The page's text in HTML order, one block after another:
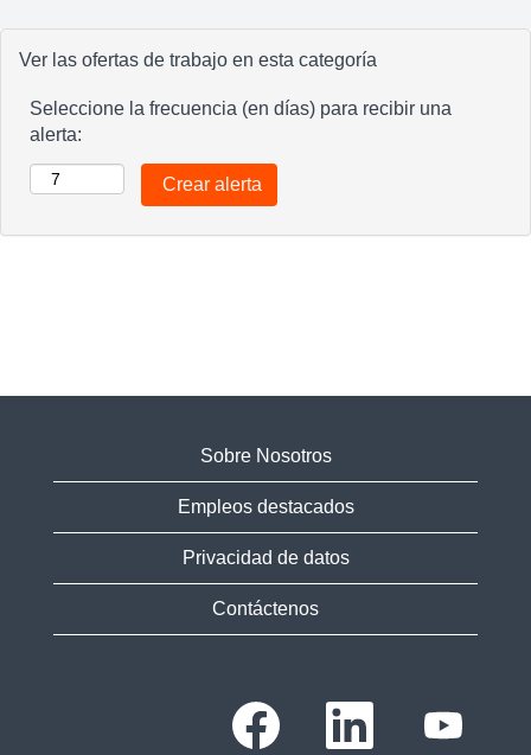
Ver las ofertas de trabajo en esta categoría
Seleccione la frecuencia (en días) para recibir una
alerta:
Sobre Nosotros
Empleos destacados
Privacidad de datos
Contáctenos
S
e
a
S
a